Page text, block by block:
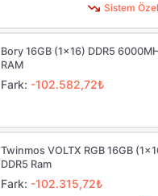
Sistem
Bory 16GB (1x16) DDR5
RAM
Fark: -102.582,72₺
Twinmos VOLTX RGB 16GB
DDR5 Ram
Fark: -102.315,72₺